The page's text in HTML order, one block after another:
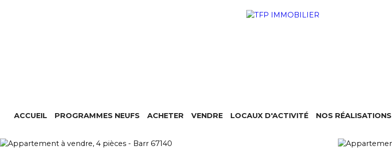
ACCUEIL PROGRAMMES NEUFS ACHETER VENDRE LOCAUX D'ACTIVITÉ NOS RÉALISATIONS